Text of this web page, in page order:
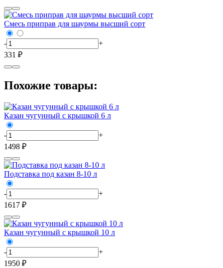
Смесь приправ для шаурмы высший сорт
-
+
331 ₽
Похожие товары:
Казан чугунный с крышкой 6 л
-
+
1498 ₽
Подставка под казан 8-10 л
-
+
1617 ₽
Казан чугунный с крышкой 10 л
-
+
1950 ₽